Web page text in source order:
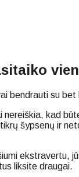
bendrauti su bet
kad
šypsenų ir
ekstravertu,
liksite draugai.